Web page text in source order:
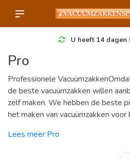
U heeft 14 dagen
Pro
Professionele
de beste vacuümzakken willen
zelf maken. We hebben de beste
het maken van vacuümzakken voor
Lees meer Pro